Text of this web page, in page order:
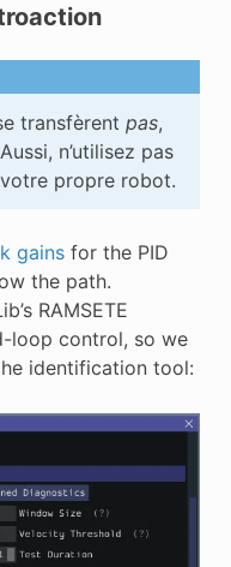
transfèrent pas,
n’utilisez pas
propre robot.
gainsfor the PID
the path.
RAMSETE
loop control, so we
identification tool: